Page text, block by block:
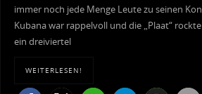
immer noch jede Menge Leute zu seinen
Kubana war rappelvoll und die „Plaat“
ein dreiviertel
WEITERLESEN!